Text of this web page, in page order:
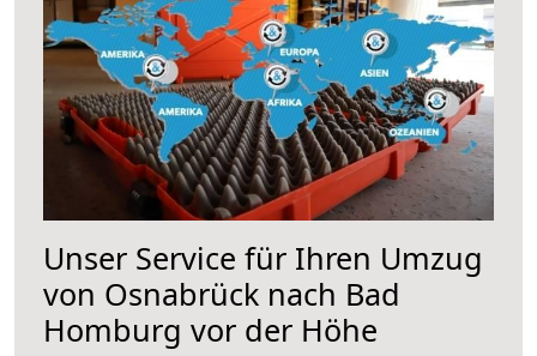
Unser Service für Ihren Umzug
von Osnabrück nach Bad
Homburg vor der Höhe